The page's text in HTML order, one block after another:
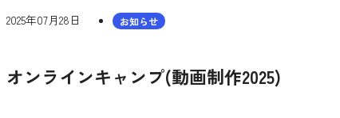
オンラインキャンプ(動画制作2025)
2025年07月28日 お知らせ